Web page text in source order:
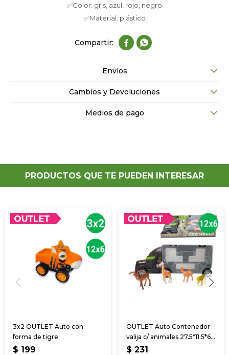
✅Color: gris, azul, rojo, negro
✅Material: plástico
 
Envíos
Cambios y Devoluciones
Medios de pago
PRODUCTOS QUE TE PUEDEN INTERESAR
3x2 OUTLET Auto con
forma de tigre
$ 199
OUTLET Auto Contenedor
valija c/ animales 27.5*11.5*6
cm
$ 231